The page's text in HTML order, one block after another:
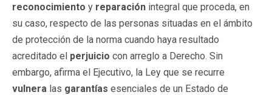
reconocimiento y reparación integral que proceda, en
su caso, respecto de las personas situadas en el ámbito
de protección de la norma cuando haya resultado
acreditado el perjuicio con arreglo a Derecho. Sin
embargo, afirma el Ejecutivo, la Ley que se recurre
vulnera las garantías esenciales de un Estado de